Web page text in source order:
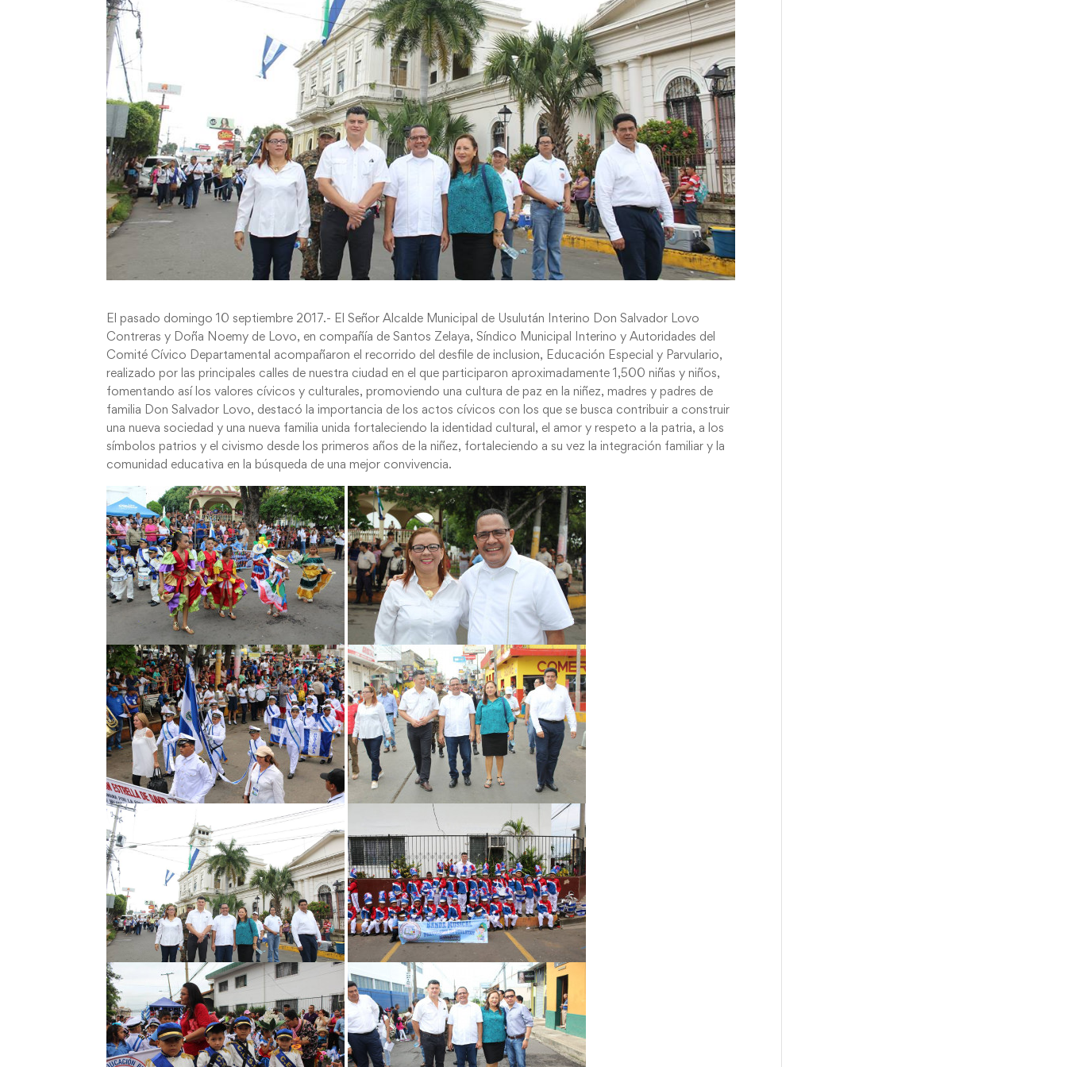
El pasado domingo 10 septiembre 2017.- El Señor Alcalde Municipal de Usulután Interino Don Salvador Lovo
Contreras y Doña Noemy de Lovo, en compañía de Santos Zelaya, Síndico Municipal Interino y Autoridades del
Comité Cívico Departamental acompañaron el recorrido del desfile de inclusion, Educación Especial y Parvulario,
realizado por las principales calles de nuestra ciudad en el que participaron aproximadamente 1,500 niñas y niños,
fomentando así los valores cívicos y culturales, promoviendo una cultura de paz en la niñez, madres y padres de
familia Don Salvador Lovo, destacó la importancia de los actos cívicos con los que se busca contribuir a construir
una nueva sociedad y una nueva familia unida fortaleciendo la identidad cultural, el amor y respeto a la patria, a los
símbolos patrios y el civismo desde los primeros años de la niñez, fortaleciendo a su vez la integración familiar y la
comunidad educativa en la búsqueda de una mejor convivencia.